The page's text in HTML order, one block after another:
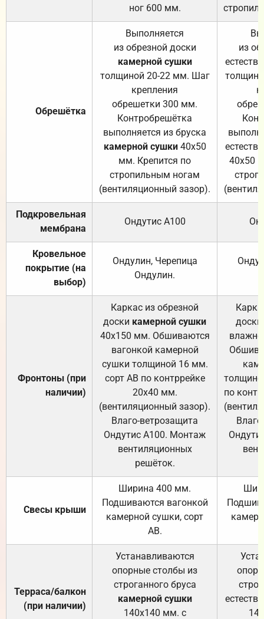
ног 600 мм.
Обрешётка
Выполняется
из обрезной доски
камерной сушки
толщиной 20-22 мм. Шаг
крепления
обрешетки 300 мм.
Контробрешётка
выполняется из бруска
камерной сушки40х50
мм. Крепится по
стропильным ногам
(вентиляционный зазор).
из
40х50
Подкровельная
мембрана
Ондутис А100
Кровельное
покрытие (на
выбор)
Ондулин, Черепица
Ондулин.
Фронтоны (при
наличии)
Каркас из обрезной
доски камерной сушки
40х150 мм. Обшиваются
вагонкой камерной
сушки толщиной 16 мм.
сорт АВ по контррейке
20х40 мм.
(вентиляционный зазор).
Влаго-ветрозащита
Ондутис А100. Монтаж
вентиляционных
решёток.
доски
по
Свесы крыши
Ширина 400 мм.
Подшиваются вагонкой
камерной сушки, сорт
АВ.
Терраса/балкон
(при наличии)
Устанавливаются
опорные столбы из
строганного бруса
камерной сушки
140х140 мм. с